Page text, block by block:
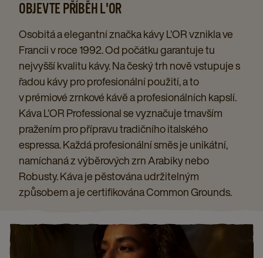
OBJEVTE PŘÍBĚH L'OR
Osobitá a elegantní značka kávy L'OR vznikla ve
Francii v roce 1992. Od počátku garantuje tu
nejvyšší kvalitu kávy. Na český trh nově vstupuje s
řadou kávy pro profesionální použití, a to
v prémiové zrnkové kávě a profesionálních kapslí.
Káva L'OR Professional se vyznačuje tmavším
pražením pro přípravu tradičního italského
espressa. Každá profesionální směs je unikátní,
namíchaná z výběrových zrn Arabiky nebo
Robusty. Káva je pěstována udržitelným
způsobem a je certifikována Common Grounds.